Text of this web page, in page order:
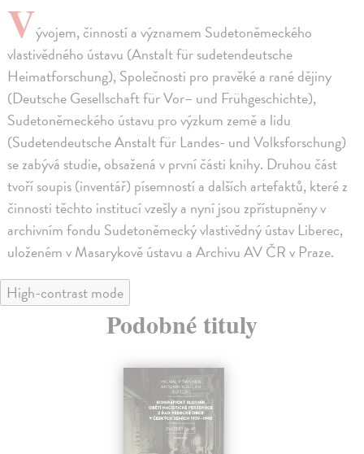
Vývojem, činností a významem Sudetoněmeckého
vlastivědného ústavu (Anstalt für sudetendeutsche
Heimatforschung), Společnosti pro pravěké a rané dějiny
(Deutsche Gesellschaft für Vor– und Frühgeschichte),
Sudetoněmeckého ústavu pro výzkum země a lidu
(Sudetendeutsche Anstalt für Landes- und Volksforschung)
se zabývá studie, obsažená v první části knihy. Druhou část
tvoří soupis (inventář) písemností a dalších artefaktů, které z
činnosti těchto institucí vzešly a nyní jsou zpřístupněny v
archivním fondu Sudetoněmecký vlastivědný ústav Liberec,
uloženém v Masarykově ústavu a Archivu AV ČR v Praze.
High-contrast mode
Podobné tituly